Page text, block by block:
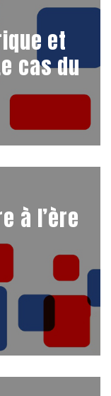
et
cas du
à l’ère